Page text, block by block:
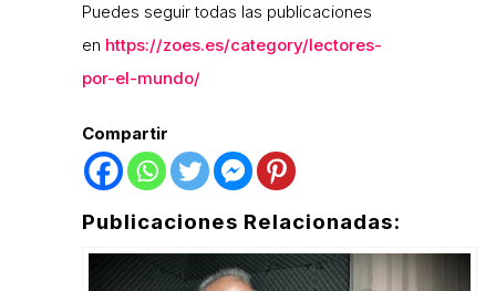
Puedes seguir todas las publicaciones
en https://zoes.es/category/lectores-
por-el-mundo/
Compartir
Publicaciones Relacionadas: